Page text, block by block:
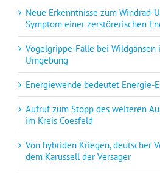
Neue Erkenntnisse zum Windrad-
Symptom einer zerstörerischen
Vogelgrippe-Fälle bei Wildgänsen
Umgebung
Energiewende bedeutet Energie-
Aufruf zum Stopp des weiteren
im Kreis Coesfeld
Von hybriden Kriegen, deutscher
dem Karussell der Versager